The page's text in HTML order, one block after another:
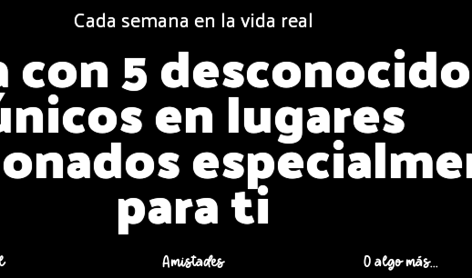
Cada semana en la vida real
con 5en lugares
para ti
Amistades O algo más...